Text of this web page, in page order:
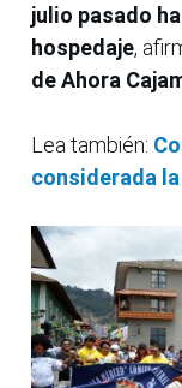
julio pasado
hospedaje,
de Ahora
Lea también:
considerada